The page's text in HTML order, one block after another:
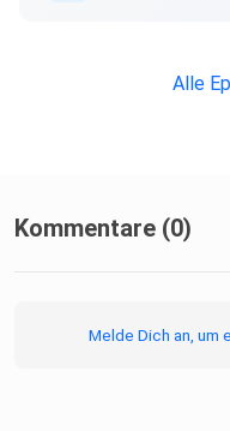
Alle
Kommentare (0)
Melde Dich an, um